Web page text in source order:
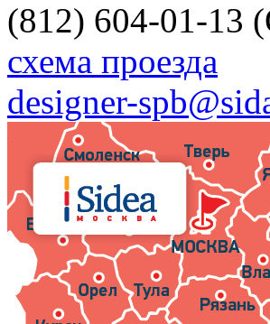
(812) 604-01-13
схема проезда
designer-